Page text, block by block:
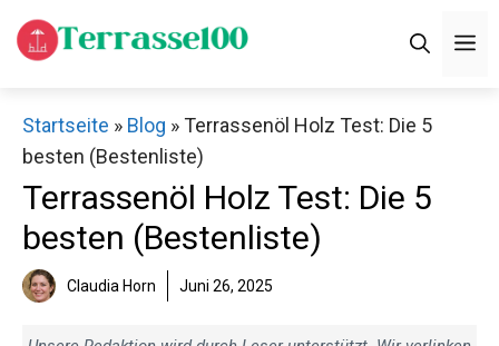
Zum
Inhalt
Startseite » Blog »Terrassenöl Holz Test: Die 5
besten (Bestenliste)
Terrassenöl Holz Test: Die 5
besten (Bestenliste)
Claudia Horn Juni 26, 2025